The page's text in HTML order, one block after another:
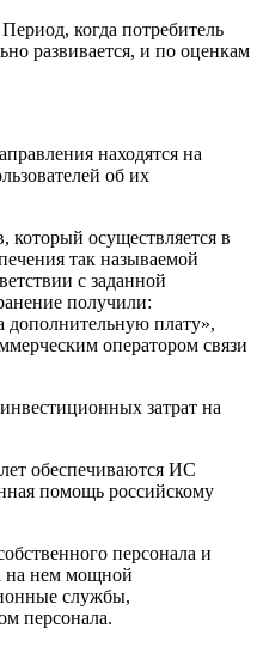
когда потребитель
развивается, и по оценкам
находятся на
об их
осуществляется в
так называемой
с заданной
получили:
дополнительную плату»,
оператором связи
затрат на
обеспечиваются ИС
помощь российскому
персонала и
на нем мощной
службы,
персонала.